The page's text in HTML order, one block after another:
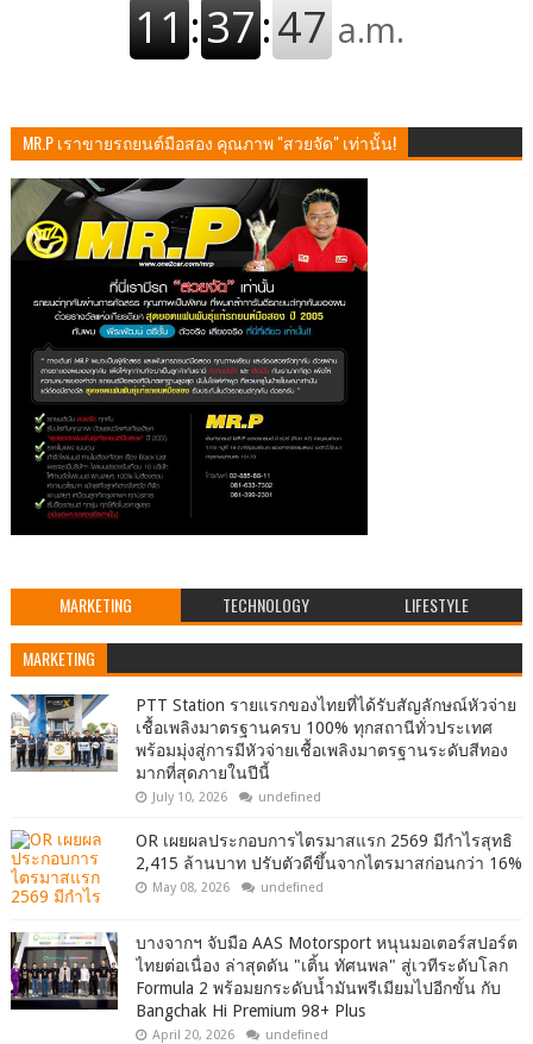
MR.P เราขายรถยนต์มือสอง คุณภาพ "สวยจัด" เท่านั้น!
MARKETING TECHNOLOGY LIFESTYLE
MARKETING
PTT Station รายแรกของไทยที่ได้รับสัญลักษณ์หัวจ่าย
เชื้อเพลิงมาตรฐานครบ 100% ทุกสถานีทั่วประเทศ
พร้อมมุ่งสู่การมีหัวจ่ายเชื้อเพลิงมาตรฐานระดับสีทอง
มากที่สุดภายในปีนี้
July 10, 2026 undefined
OR เผยผลประกอบการไตรมาสแรก 2569 มีกำไรสุทธิ
2,415 ล้านบาท ปรับตัวดีขึ้นจากไตรมาสก่อนกว่า 16%
May 08, 2026 undefined
บางจากฯ จับมือ AAS Motorsport หนุนมอเตอร์สปอร์ต
ไทยต่อเนื่อง ล่าสุดดัน "เติ้น ทัศนพล" สู่เวทีระดับโลก
Formula 2 พร้อมยกระดับน้ำมันพรีเมียมไปอีกขั้น กับ
Bangchak Hi Premium 98+ Plus
April 20, 2026 undefined